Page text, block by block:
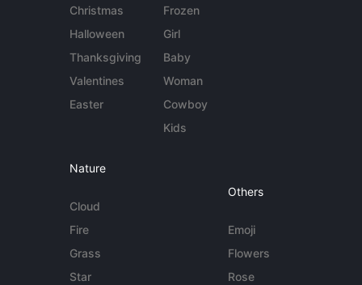
Christmas
Halloween
Thanksgiving
Valentines
Easter
Frozen
Girl
Baby
Woman
Cowboy
Kids
Nature
Cloud
Fire
Grass
Star
Others
Emoji
Flowers
Rose